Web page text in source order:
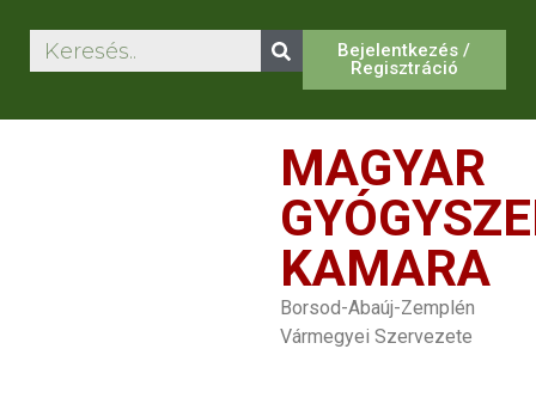
Bejelentkezés /
Regisztráció
MAGYAR
KAMARA
Borsod-Abaúj-Zemplén
Vármegyei Szervezete